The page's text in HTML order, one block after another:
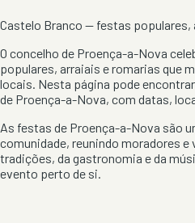
Castelo Branco — festas populares,
O concelho de Proença-a-Nova
populares, arraiais e romarias que
locais. Nesta página pode
de Proença-a-Nova, com datas,
As festas de Proença-a-Nova são
comunidade, reunindo moradores
tradições, da gastronomia e da
evento perto de si.